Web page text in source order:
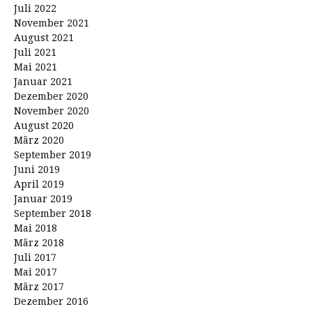
Juli 2022
November 2021
August 2021
Juli 2021
Mai 2021
Januar 2021
Dezember 2020
November 2020
August 2020
März 2020
September 2019
Juni 2019
April 2019
Januar 2019
September 2018
Mai 2018
März 2018
Juli 2017
Mai 2017
März 2017
Dezember 2016